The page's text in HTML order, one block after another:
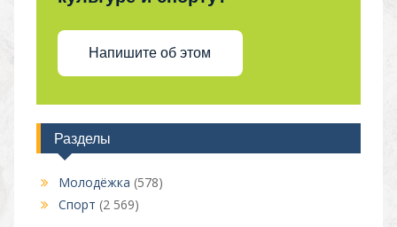
Напишите об этом
Разделы
Молодёжка (578)
Спорт (2 569)